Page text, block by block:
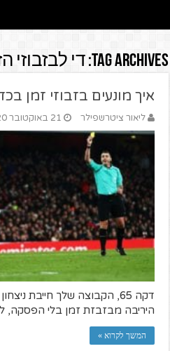
Tag Archives: די לבזבוזי
איך מונעים בזבוזי זמן
ליאור ציטרשפילר 21 באוקטובר 2020
דקה 65, הקבוצה שלך חייבת
היריבה מבזבזת זמן בלי הפסקה,
המשך לקרוא »